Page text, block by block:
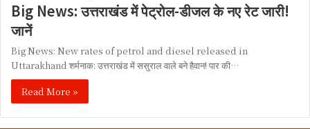
Big News: उत्तराखंड में पेट्रोल-डीजल के नए रेट जारी!
जानें
Big News: New rates of petrol and diesel released in
Uttarakhand शर्मनाक: उत्तराखंड में ससुराल वाले बने हैवान! पार की…
Read More »